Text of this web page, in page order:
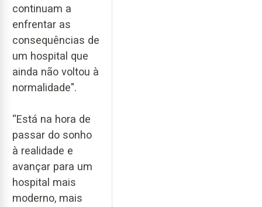
continuam a
enfrentar as
consequências de
um hospital que
ainda não voltou à
normalidade".
“Está na hora de
passar do sonho
à realidade e
avançar para um
hospital mais
moderno, mais